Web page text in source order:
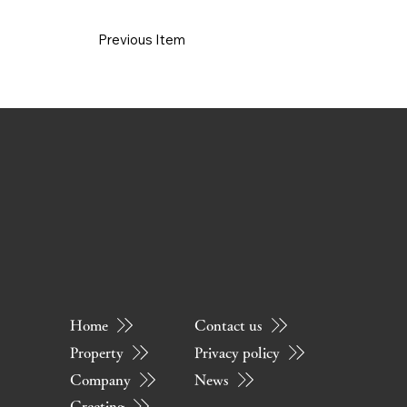
Previous Item
Home
Property
Company
Contact us
Privacy policy
News